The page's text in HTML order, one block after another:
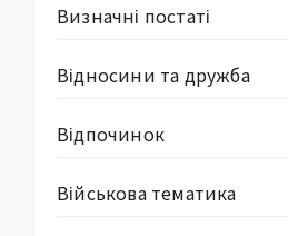
Визначні постаті
Відносини та дружба
Відпочинок
Військова тематика